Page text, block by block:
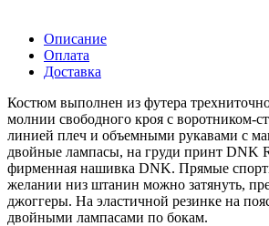
Описание
Оплата
Доставка
Костюм выполнен из футера
молнии свободного кроя с воротником-
линией плеч и объемными рукавами с
двойные лампасы, на груди принт DNK
фирменная нашивка DNK. Прямые
желании низ штанин можно затянуть,
джоггеры. На эластичной резинке на
двойными лампасами по бокам.